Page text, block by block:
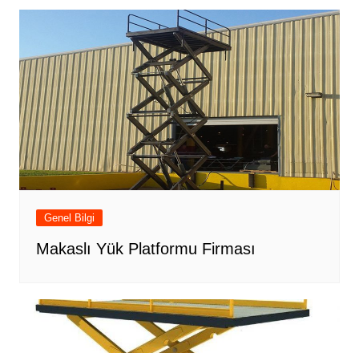
Genel Bilgi
Makaslı Yük Platformu Firması